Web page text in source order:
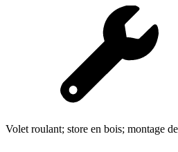
Volet roulant; store en bois; montage